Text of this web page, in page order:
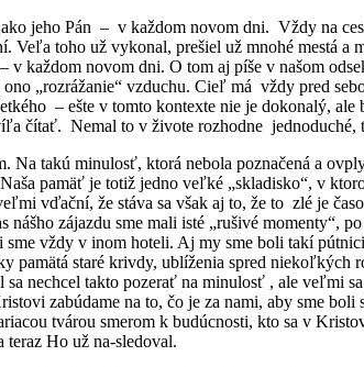
Pán – v každom novom dni. Vždy na
Veľa toho už vykonal, prešiel už mnohé mestá
v každom novom dni. O tom aj píše v našom
„rozrážanie“ vzduchu. Cieľ má vždy pred
– ešte v tomto kontexte nie je dokonalý,
čítať. Nemal to v živote rozhodne
Na takú minulosť, ktorá nebola poznačená a
pamäť je totiž jedno veľké „skladisko“, v
vďační, že stáva sa však aj to, že to zlé je
zájazdu sme mali isté „rušivé momenty“,
sme vždy v inom hoteli. Aj my sme boli takí
staré krivdy, ublíženia spred niekoľkých
sa nechcel takto pozerať na minulosť , ale veľmi
zabúdame na to, čo je za nami, aby sme
tvárou smerom k budúcnosti, kto sa v
Ho už na-sledoval.